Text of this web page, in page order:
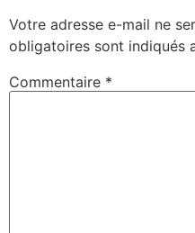
Votre adresse e-mail ne
obligatoires sont indiqués
Commentaire *